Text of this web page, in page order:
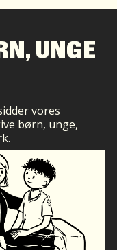
UNGE
vores
børn, unge,